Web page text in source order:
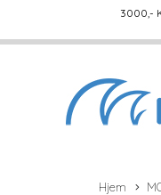
3000,-
Hjem